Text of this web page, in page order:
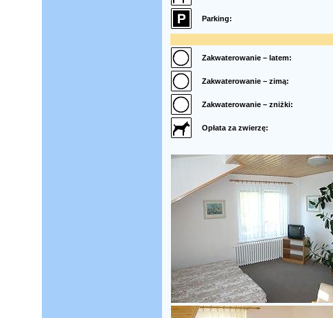
Parking:
Zakwaterowanie – latem:
Zakwaterowanie – zimą:
Zakwaterowanie – zniżki:
Opłata za zwierzę: